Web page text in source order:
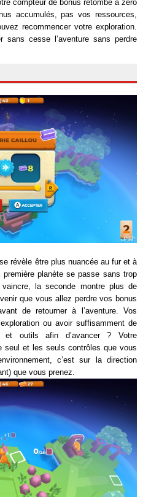
compteur de bonus retombe à zéro
accumulés, pas vos ressources,
recommencer votre exploration.
sans cesse l’aventure sans perdre
révèle être plus nuancée au fur et à
planète se passe sans trop
la seconde montre plus de
que vous allez perdre vos bonus
de retourner à l’aventure. Vos
ou avoir suffisamment de
et outils afin d’avancer ? Votre
seul et les seuls contrôles que vous
c’est sur la direction
que vous prenez.